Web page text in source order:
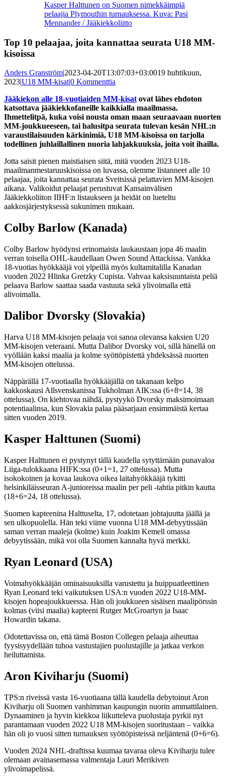
Kasper Halttunen on Suomen nimekkäimpiä
pelaajia Plymouthin turnauksessa. Kuva: Pasi
Mennander / Jääkiekkoliitto
Top 10 pelaajaa, joita kannattaa seurata U18 MM-
kisoissa
Anders Granström|2023-04-20T13:07:03+03:0019 huhtikuun,
2023|U18 MM-kisat|0 Kommenttia
Jääkiekon alle 18-vuotiaiden MM-kisatovat lähes ehdoton
katsottava jääkiekkofaneille kaikkialla maailmassa.
Ihmettelitpä, kuka voisi nousta oman maan seuraavaan nuorten
MM-joukkueeseen, tai halusitpa seurata tulevan kesän NHL;n
varaustilaisuuden kärkinimiä, U18 MM-kisoissa on tarjolla
todellinen juhlaillallinen nuoria lahjakkuuksia, joita voit ihailla.
Jotta saisit pienen maistiaisen siitä, mitä vuoden 2023 U18-
maailmanmestaruuskisoissa on luvassa, olemme listanneet alle 10
pelaajaa, joita kannattaa seurata Sveitsissä pelattavien MM-kisojen
aikana. Valikoidut pelaajat perustuvat Kansainvälisen
Jääkiekkoliiton IIHF:n listaukseen ja heidät on lueteltu
aakkosjärjestyksessä sukunimen mukaan.
Colby Barlow (Kanada)
Colby Barlow hyödynsi erinomaista laukaustaan jopa 46 maalin
verran toisella OHL-kaudellaan Owen Sound Attackissa. Vankka
18-vuotias hyökkääjä voi ylpeillä myös kultamitalilla Kanadan
vuoden 2022 Hlinka Gretzky Cupista. Vahvaa kaksisuuntaista peliä
pelaava Barlow saattaa saada vastuuta sekä ylivoimalla että
alivoimalla.
Dalibor Dvorsky (Slovakia)
Harva U18 MM-kisojen pelaaja voi sanoa olevansa kaksien U20
MM-kisojen veteraani. Mutta Dalibor Dvorsky voi, sillä hänellä on
vyöllään kaksi maalia ja kolme syöttöpistettä yhdeksässä nuorten
MM-kisojen ottelussa.
Näppärällä 17-vuotiaalla hyökkääjällä on takanaan kelpo
kakkoskausi Allsvenskanissa Tukholman AIK:ssa (6+8=14, 38
ottelussa). On kiehtovaa nähdä, pystyykö Dvorsky maksimoimaan
potentiaalinsa, kun Slovakia palaa pääsarjaan ensimmäistä kertaa
sitten vuoden 2019.
Kasper Halttunen (Suomi)
Kasper Halttunen ei pystynyt tällä kaudella sytyttämään punavaloa
Liiga-tulokkaana HIFK:ssa (0+1=1, 27 ottelussa). Mutta
isokokoinen ja kovaa laukova oikea laitahyökkääjä tykitti
helsinkiläisseuran A-junioreissa maalin per peli -tahtia pitkin kautta
(18+6=24, 18 ottelussa).
Suomen kapteenina Halttuselta, 17, odotetaan johtajuutta jäällä ja
sen ulkopuolella. Hän teki viime vuonna U18 MM-debyytissään
saman verran maaleja (kolme) kuin Joakim Kemell omassa
debyytissään, mikä voi olla Suomen kannalta hyvä merkki.
Ryan Leonard (USA)
Voimahyökkääjän ominaisuuksilla varustettu ja huippuatleettinen
Ryan Leonard teki vaikutuksen USA:n vuoden 2022 U18-MM-
kisojen hopeajoukkueessa. Hän oli joukkueen sisäisen maalipörssin
kolmas (viisi maalia) kapteeni Rutger McGroartyn ja Isaac
Howardin takana.
Odotettavissa on, että tämä Boston Collegen pelaaja aiheuttaa
fyysisyydellään tuhoa vastustajien puolustajille ja jatkaa verkon
heiluttamista.
Aron Kiviharju (Suomi)
TPS:n riveissä vasta 16-vuotiaana tällä kaudella debytoinut Aron
Kiviharju oli Suomen vanhimman kaupungin nuorin ammattilainen.
Dynaaminen ja hyvin kiekkoa liikutteleva puolustaja pyrkii nyt
parantamaan vuoden 2022 U18 MM-kisojen suoritustaan – vaikka
hän oli jo vuosi sitten turnauksen syöttöpisteissä neljäntenä (0+6=6).
Vuoden 2024 NHL-draftissa kuumaa tavaraa oleva Kiviharju tulee
olemaan avainasemassa valmentaja Lauri Merikiven
ylivoimapelissä.